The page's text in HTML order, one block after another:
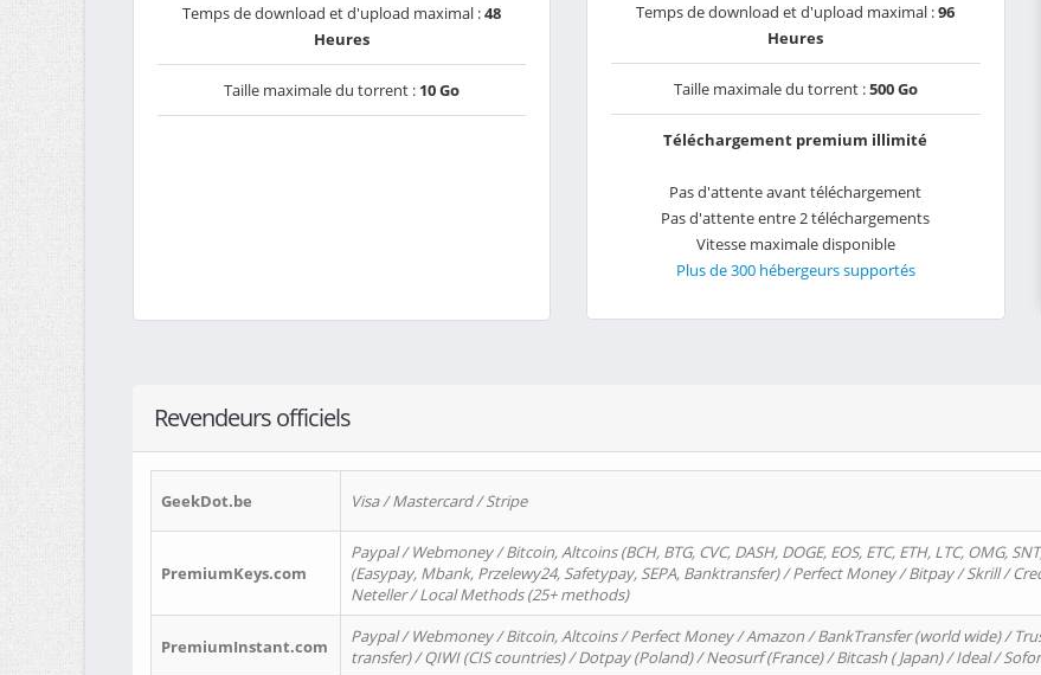
Temps de download et d'upload maximal :48
Heures
Taille maximale du torrent : 10 Go
Temps de download et d'upload maximal :96
Heures
Taille maximale du torrent :500 Go
Téléchargement premium illimité
Pas d'attente avant téléchargement
Pas d'attente entre 2 téléchargements
Vitesse maximale disponible
Plus de 300 hébergeurs supportés
Revendeurs officiels
GeekDot.be Visa / Mastercard / Stripe
PremiumKeys.com
Paypal / Webmoney / Bitcoin, Altcoins (BCH, BTG, CVC, DASH, DOGE, EOS, ETC, ETH, LTC, OMG,
(Easypay, Mbank, Przelewy24, Safetypay, SEPA, Banktransfer) / Perfect Money / Bitpay / Skrill /
Neteller / Local Methods (25+ methods)
PremiumInstant.com
Paypal / Webmoney / Bitcoin, Altcoins / Perfect Money / Amazon / BankTransfer (world wide) /
transfer) / QIWI (CIS countries) / Dotpay (Poland) / Neosurf (France) / Bitcash ( Japan) / Ideal /